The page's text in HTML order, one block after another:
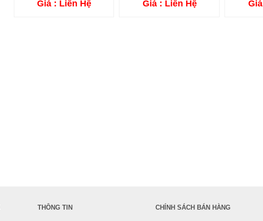
Giá : Liên Hệ Giá : Liên Hệ
THÔNG TIN CHÍNH SÁCH BÁN HÀNG